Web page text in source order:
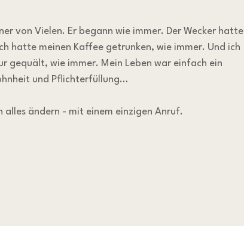
von Vielen. Er begann wie immer. Der Wecker hatte
hatte meinen Kaffee getrunken, wie immer. Und ich
gequält, wie immer. Mein Leben war einfach ein
und Pflichterfüllung…
alles ändern - mit einem einzigen Anruf.